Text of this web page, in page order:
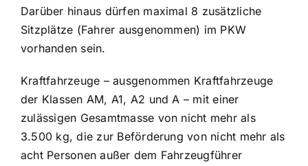
Darüber hinaus dürfen maximal 8 zusätzliche
Sitzplätze (Fahrer ausgenommen) im PKW
vorhanden sein.
Kraftfahrzeuge – ausgenommen Kraftfahrzeuge
der Klassen AM, A1, A2 und A – mit einer
zulässigen Gesamtmasse von nicht mehr als
3.500 kg, die zur Beförderung von nicht mehr als
acht Personen außer dem Fahrzeugführer